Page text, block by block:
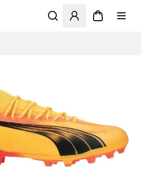
Opent een venster om in